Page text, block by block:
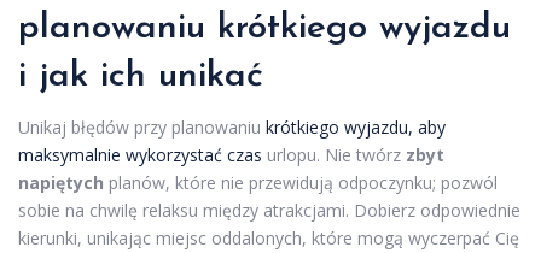
planowaniu krótkiego wyjazdu
i jak ich unikać
Unikaj błędów przy planowaniu krótkiego wyjazdu, aby
maksymalnie wykorzystać czas urlopu. Nie twórz zbyt
napiętych planów, które nie przewidują odpoczynku; pozwól
sobie na chwilę relaksu między atrakcjami. Dobierz odpowiednie
kierunki, unikając miejsc oddalonych, które mogą wyczerpać Cię